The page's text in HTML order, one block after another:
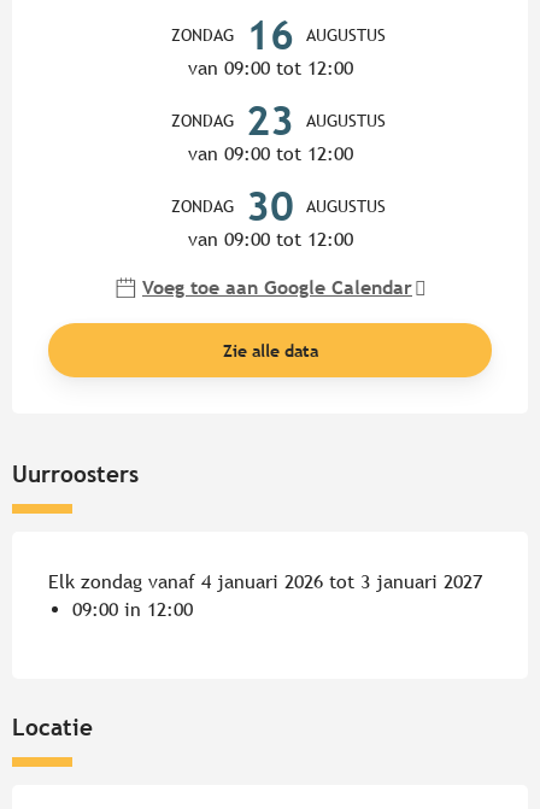
ZONDAG 16 AUGUSTUS
van 09:00 tot 12:00
ZONDAG 23 AUGUSTUS
van 09:00 tot 12:00
ZONDAG 30 AUGUSTUS
van 09:00 tot 12:00
Voeg toe aan Google Calendar
Zie alle data
Uurroosters
Elk zondag vanaf 4 januari 2026 tot 3 januari 2027
09:00 in 12:00
Locatie